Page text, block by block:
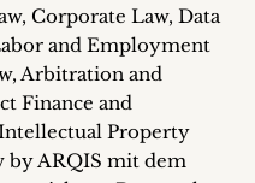
Corporate Law, Data
and Employment
Arbitration and
Finance and
Property
by ARQIS mit dem